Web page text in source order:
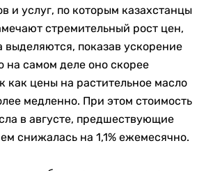
и услуг, по которым казахстанцы
стремительный рост цен,
выделяются, показав ускорение
на самом деле оно скорее
как цены на растительное масло
медленно. При этом стоимость
в августе, предшествующие
снижалась на 1,1% ежемесячно.